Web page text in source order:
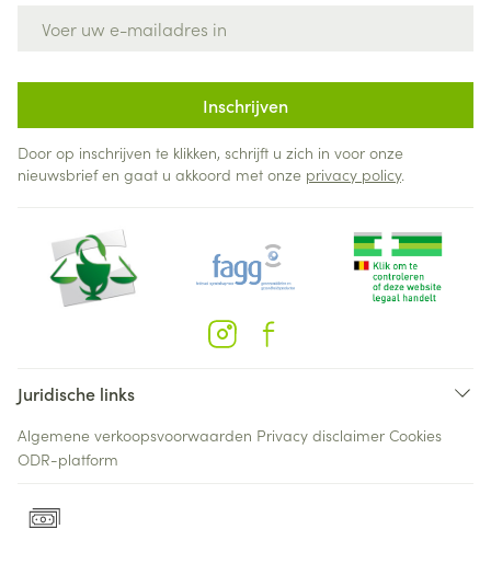
Inschrijven
Door op inschrijven te klikken, schrijft u zich in voor onze
nieuwsbrief en gaat u akkoord met onze privacy policy.
Juridische links
Algemene verkoopsvoorwaarden Privacy disclaimer Cookies
ODR-platform